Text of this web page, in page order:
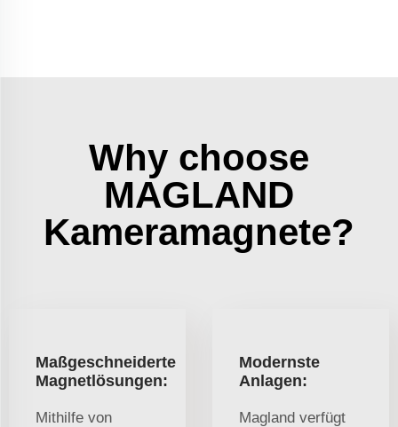
Why choose
MAGLAND
Kameramagnete?
Maßgeschneiderte
Magnetlösungen:
Mithilfe von
Modernste
Anlagen:
Magland verfügt